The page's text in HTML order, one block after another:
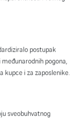
postupak
pogona,
kupce i za zaposlenike.
sveobuhvatnog